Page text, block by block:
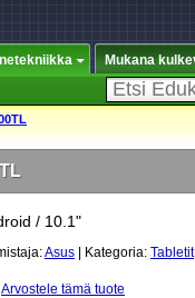
Mukana
/ 10.1"
Asus | Kategoria: Tabletit
Arvostele tämä tuote